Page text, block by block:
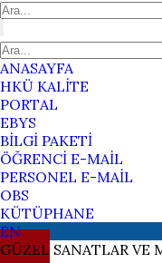
ANASAYFA
HKÜ KALİTE
PORTAL
EBYS
BİLGİ PAKETİ
ÖĞRENCİ E-MAİL
PERSONEL E-MAİL
OBS
KÜTÜPHANE
EN
GÜZEL SANATLAR VE